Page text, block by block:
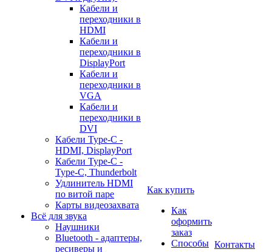
Кабели и
переходники в
HDMI
Кабели и
переходники в
DisplayPort
Кабели и
переходники в
VGA
Кабели и
переходники в
DVI
Кабели Type-C -
HDMI, DisplayPort
Кабели Type-C -
Type-C, Thunderbolt
Удлинитель HDMI
по витой паре
Карты видеозахвата
Всё для звука
Наушники
Bluetooth - адаптеры,
ресиверы и
Как купить
Как
оформить
заказ
Способы Контакты